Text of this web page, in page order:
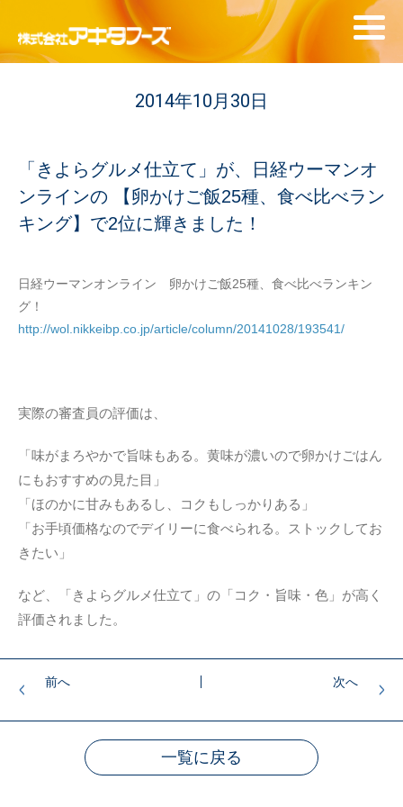
2014年10月30日
「きよらグルメ仕立て」が、日経ウーマンオ
ンラインの 【卵かけご飯25種、食べ比べラン
キング】で2位に輝きました！
日経ウーマンオンライン 卵かけご飯25種、食べ比べランキン
グ！
http://wol.nikkeibp.co.jp/article/column/20141028/193541/
実際の審査員の評価は、
「味がまろやかで旨味もある。黄味が濃いので卵かけごはん
にもおすすめの見た目」
「ほのかに甘みもあるし、コクもしっかりある」
「お手頃価格なのでデイリーに食べられる。ストックしてお
きたい」
など、「きよらグルメ仕立て」の「コク・旨味・色」が高く
評価されました。
前へ 次へ
一覧に戻る